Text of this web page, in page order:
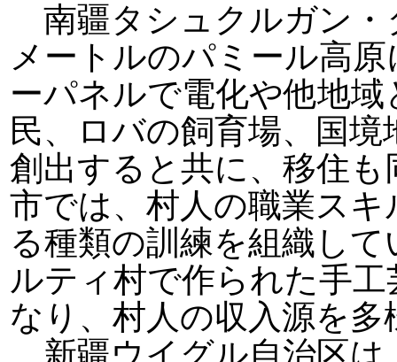
南疆タシュクルガン・
メートルのパミール高
ーパネルで電化や他地
民、ロバの飼育場、国
創出すると共に、移住
市では、村人の職業ス
る種類の訓練を組織し
ルティ村で作られた手
なり、村人の収入源を
新疆ウイグル自治区は